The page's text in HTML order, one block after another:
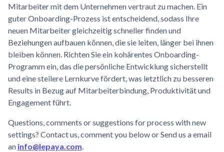
Mitarbeiter mit dem Unternehmen vertraut zu machen. Ein
guter Onboarding-Prozess ist entscheidend, sodass Ihre
neuen Mitarbeiter gleichzeitig schneller finden und
Beziehungen aufbauen können, die sie leiten, länger bei ihnen
bleiben können. Richten Sie ein kohärentes Onboarding-
Programm ein, das die persönliche Entwicklung sicherstellt
und eine steilere Lernkurve fördert, was letztlich zu besseren
Results in Bezug auf Mitarbeiterbindung, Produktivität und
Engagement führt.
Questions, comments or suggestions for process with new
settings? Contact us, comment you below or Send us a email
an info@lepaya.com.